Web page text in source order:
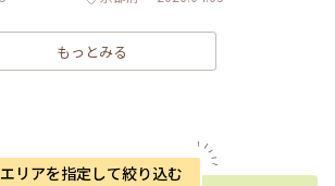
もっとみる
エリアを指定して絞り込む